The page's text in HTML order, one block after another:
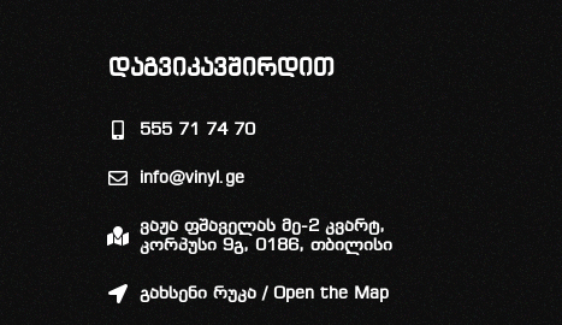
დაგვიკავშირდით
555 71 74 70
info@vinyl.ge
ვაჟა ფშაველას მე-2 კვარტ,
კორპუსი 9გ, 0186, თბილისი
გახსენი რუკა / Open the Map